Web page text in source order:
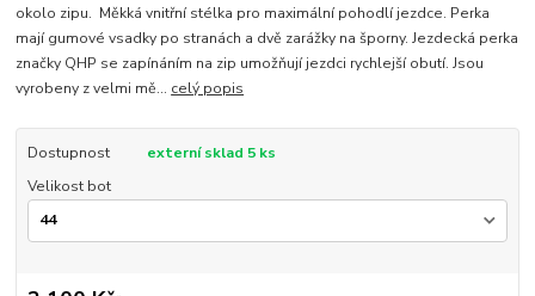
okolo zipu. Měkká vnitřní stélka pro maximální pohodlí jezdce. Perka
mají gumové vsadky po stranách a dvě zarážky na šporny. Jezdecká perka
značky QHP se zapínáním na zip umožňují jezdci rychlejší obutí. Jsou
vyrobeny z velmi mě... celý popis
Dostupnost
externí sklad 5 ks
Velikost bot